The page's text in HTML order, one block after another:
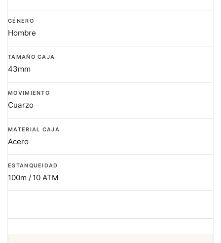
GÉNERO
Hombre
TAMAÑO CAJA
43mm
MOVIMIENTO
Cuarzo
MATERIAL CAJA
Acero
ESTANQUEIDAD
100m / 10 ATM